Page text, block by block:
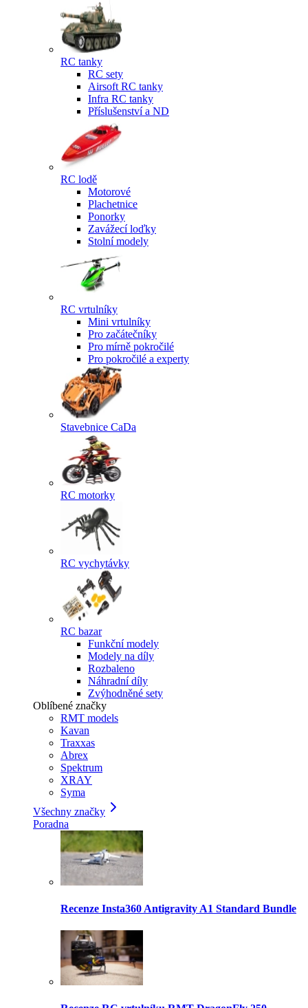
RC tanky
RC sety
Airsoft RC tanky
Infra RC tanky
Příslušenství a ND
RC lodě
Motorové
Plachetnice
Ponorky
Zavážecí loďky
Stolní modely
RC vrtulníky
Mini vrtulníky
Pro začátečníky
Pro mírně pokročilé
Pro pokročilé a experty
Stavebnice CaDa
RC motorky
RC vychytávky
RC bazar
Funkční modely
Modely na díly
Rozbaleno
Náhradní díly
Zvýhodněné sety
Oblíbené značky
RMT models
Kavan
Traxxas
Abrex
Spektrum
XRAY
Syma
Všechny značky
Poradna
Recenze Insta360 Antigravity A1 Standard Bundle